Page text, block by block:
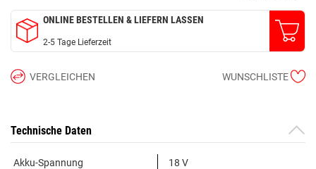
ONLINE BESTELLEN & LIEFERN LASSEN
2-5 Tage Lieferzeit
VERGLEICHEN WUNSCHLISTE
Technische Daten
Akku-Spannung
18 V